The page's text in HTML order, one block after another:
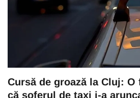
Cursă de groază la Cluj: O
că șoferul de taxi i-a